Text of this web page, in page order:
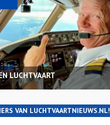
LUCHTVAART
VAN LUCHTVAARTNIEUWS.NL!